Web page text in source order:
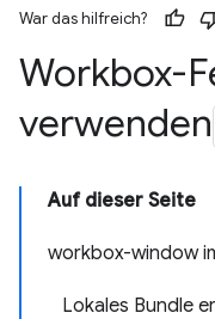
War das hilfreich?
Workbox-
verwenden
Auf dieser Seite
workbox-window
Lokales Bundle